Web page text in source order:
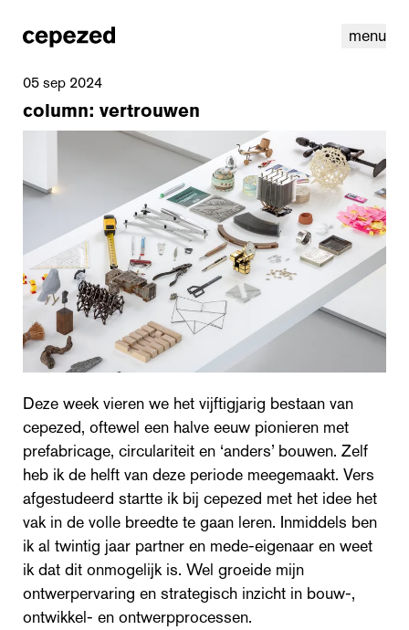
menu
linkedininstagram cookiesnl
05 sep 2024
column: vertrouwen
Deze week vieren we het vijftigjarig bestaan van
cepezed, oftewel een halve eeuw pionieren met
prefabricage, circulariteit en ‘anders’ bouwen. Zelf
heb ik de helft van deze periode meegemaakt. Vers
afgestudeerd startte ik bij cepezed met het idee het
vak in de volle breedte te gaan leren. Inmiddels ben
ik al twintig jaar partner en mede-eigenaar en weet
ik dat dit onmogelijk is. Wel groeide mijn
ontwerpervaring en strategisch inzicht in bouw-,
ontwikkel- en ontwerpprocessen.